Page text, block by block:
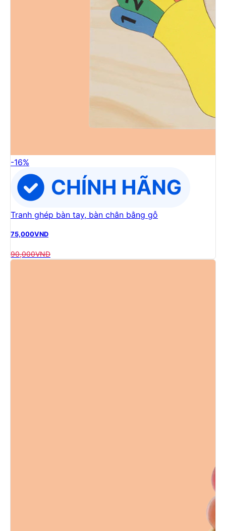
-16%
Tranh ghép bàn tay, bàn chân bằng gỗ
75,000VND
90,000VND